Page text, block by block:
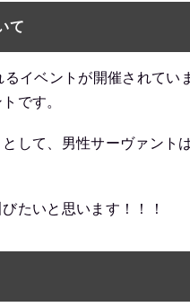
て
イベントが開催されてい
です。
して、男性サーヴァント
たいと思います！！！